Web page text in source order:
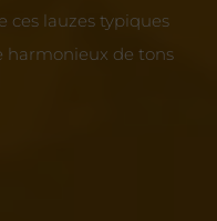
ces lauzes typiques
harmonieux de tons